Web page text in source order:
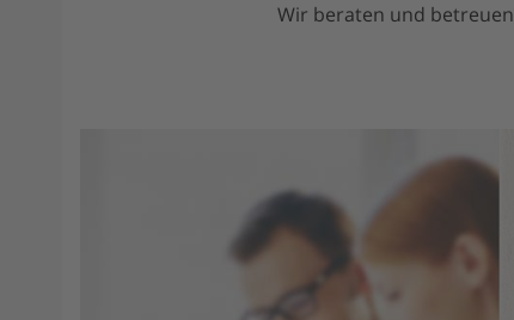
Wir beraten und